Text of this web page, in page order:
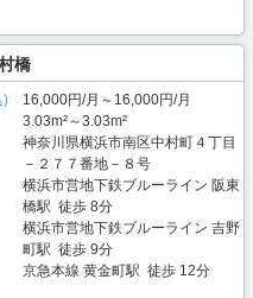
橋
)
16,000円/月～16,000円/月
3.03m²～3.03m²
神奈川県横浜市南区中村町４丁目
－２７７番地－８号
横浜市営地下鉄ブルーライン 阪東
橋駅 徒歩 8分
横浜市営地下鉄ブルーライン 吉野
町駅 徒歩 9分
京急本線 黄金町駅 徒歩 12分